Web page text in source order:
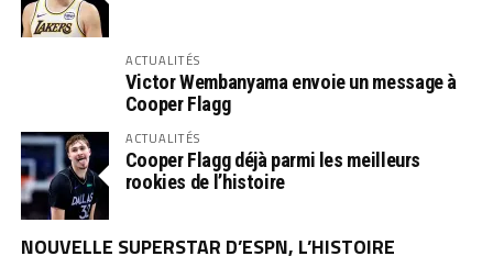
ACTUALITÉS
Victor Wembanyama envoie un message à
Cooper Flagg
ACTUALITÉS
Cooper Flagg déjà parmi les meilleurs
rookies de l’histoire
NOUVELLE SUPERSTAR D’ESPN, L’HISTOIRE